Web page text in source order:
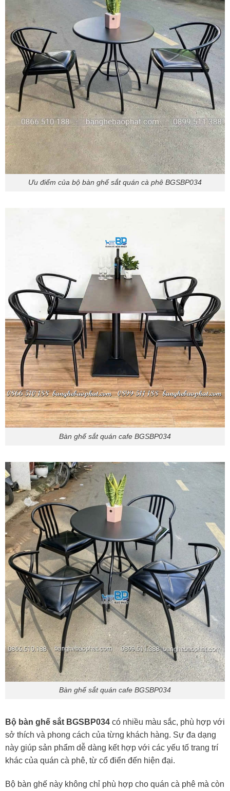
Ưu điểm của bộ bàn ghế sắt quán cà phê BGSBP034
Bàn ghế sắt quán cafe BGSBP034
Bàn ghế sắt quán cafe BGSBP034
Bộ bàn ghế sắt BGSBP034 có nhiều màu sắc, phù hợp với
sở thích và phong cách của từng khách hàng. Sự đa dạng
này giúp sản phẩm dễ dàng kết hợp với các yếu tố trang trí
khác của quán cà phê, từ cổ điển đến hiện đại.
Bộ bàn ghế này không chỉ phù hợp cho quán cà phê mà còn